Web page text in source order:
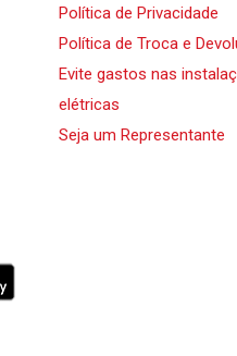
Política de Privacidade
Política de Troca e
Evite gastos nas
elétricas
Seja um Representante